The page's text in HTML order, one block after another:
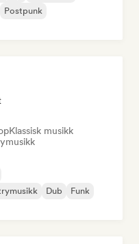
Postpunk
Klassisk musikk
Dub
Funk